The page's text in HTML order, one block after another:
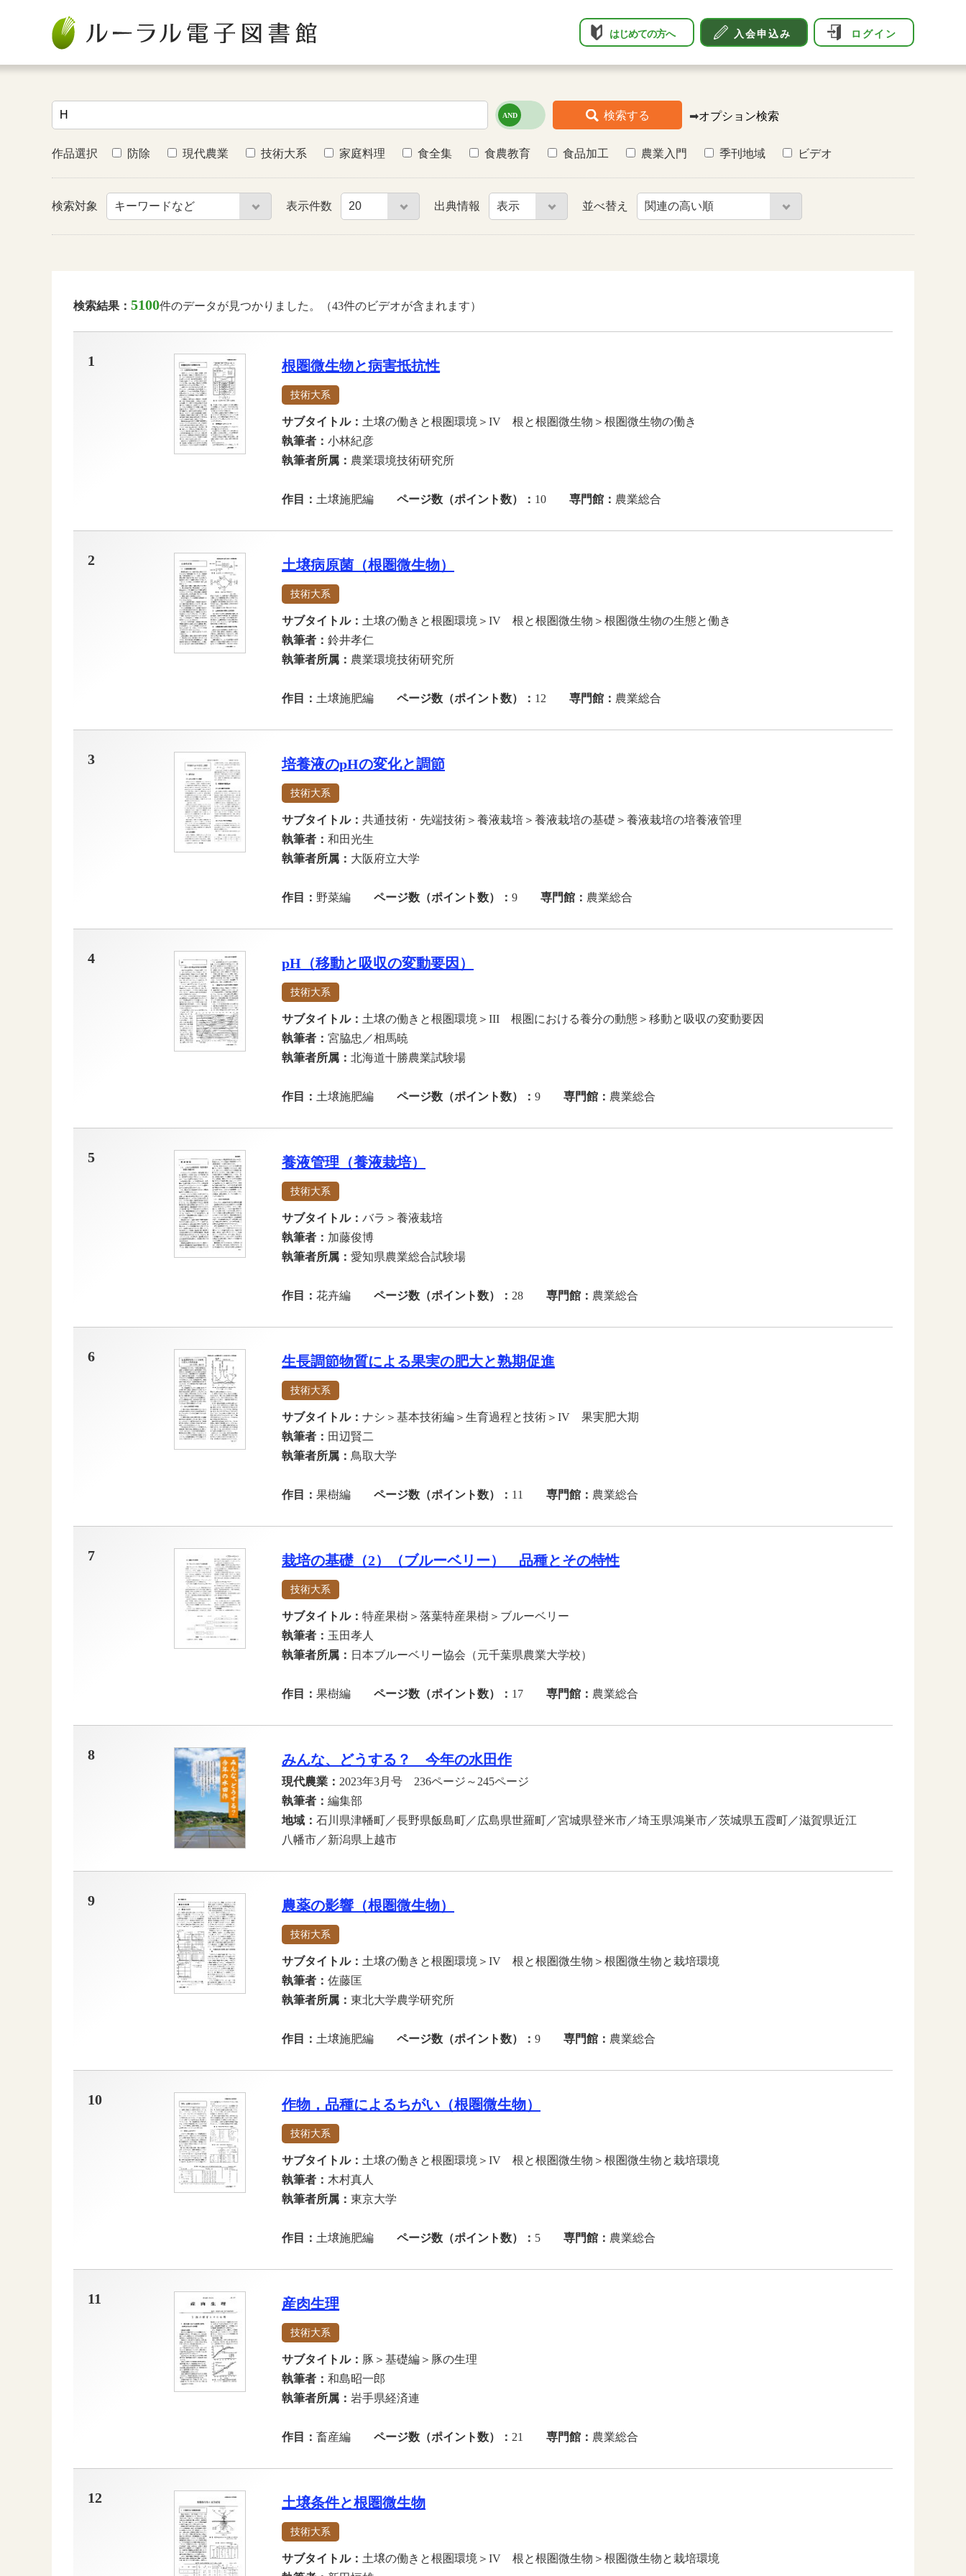
はじめての方へ 入会申込み ログイン
検索する ➡オプション検索
作品選択 防除 現代農業 技術大系 家庭料理 食全集 食農教育 食品加工 農業入門 季刊地域 ビデオ
検索対象 表示件数 出典情報 並べ替え
検索結果： 5100件のデータが見つかりました。（43件のビデオが含まれます）
1 根圏微生物と病害抵抗性
技術大系
サブタイトル： 土壌の働きと根圏環境＞IV 根と根圏微生物＞根圏微生物の働き
執筆者： 小林紀彦
執筆者所属： 農業環境技術研究所
作目： 土壌施肥編 ページ数（ポイント数）： 10 専門館： 農業総合
2 土壌病原菌（根圏微生物）
技術大系
サブタイトル： 土壌の働きと根圏環境＞IV 根と根圏微生物＞根圏微生物の生態と働き
執筆者： 鈴井孝仁
執筆者所属： 農業環境技術研究所
作目： 土壌施肥編 ページ数（ポイント数）： 12 専門館： 農業総合
3 培養液のpHの変化と調節
技術大系
サブタイトル： 共通技術・先端技術＞養液栽培＞養液栽培の基礎＞養液栽培の培養液管理
執筆者： 和田光生
執筆者所属： 大阪府立大学
作目： 野菜編 ページ数（ポイント数）： 9 専門館： 農業総合
4 pH（移動と吸収の変動要因）
技術大系
サブタイトル： 土壌の働きと根圏環境＞III 根圏における養分の動態＞移動と吸収の変動要因
執筆者： 宮脇忠／相馬暁
執筆者所属： 北海道十勝農業試験場
作目： 土壌施肥編 ページ数（ポイント数）： 9 専門館： 農業総合
5 養液管理（養液栽培）
技術大系
サブタイトル： バラ＞養液栽培
執筆者： 加藤俊博
執筆者所属： 愛知県農業総合試験場
作目： 花卉編 ページ数（ポイント数）： 28 専門館： 農業総合
6 生長調節物質による果実の肥大と熟期促進
技術大系
サブタイトル： ナシ＞基本技術編＞生育過程と技術＞IV 果実肥大期
執筆者： 田辺賢二
執筆者所属： 鳥取大学
作目： 果樹編 ページ数（ポイント数）： 11 専門館： 農業総合
7 栽培の基礎（2）（ブルーベリー） 品種とその特性
技術大系
サブタイトル： 特産果樹＞落葉特産果樹＞ブルーベリー
執筆者： 玉田孝人
執筆者所属： 日本ブルーベリー協会（元千葉県農業大学校）
作目： 果樹編 ページ数（ポイント数）： 17 専門館： 農業総合
8 みんな、どうする？ 今年の水田作
現代農業： 2023年3月号 236ページ～245ページ
執筆者： 編集部
地域： 石川県津幡町／長野県飯島町／広島県世羅町／宮城県登米市／埼玉県鴻巣市／茨城県五霞町／滋賀県近江
八幡市／新潟県上越市
9 農薬の影響（根圏微生物）
技術大系
サブタイトル： 土壌の働きと根圏環境＞IV 根と根圏微生物＞根圏微生物と栽培環境
執筆者： 佐藤匡
執筆者所属： 東北大学農学研究所
作目： 土壌施肥編 ページ数（ポイント数）： 9 専門館： 農業総合
10 作物，品種によるちがい（根圏微生物）
技術大系
サブタイトル： 土壌の働きと根圏環境＞IV 根と根圏微生物＞根圏微生物と栽培環境
執筆者： 木村真人
執筆者所属： 東京大学
作目： 土壌施肥編 ページ数（ポイント数）： 5 専門館： 農業総合
11 産肉生理
技術大系
サブタイトル： 豚＞基礎編＞豚の生理
執筆者： 和島昭一郎
執筆者所属： 岩手県経済連
作目： 畜産編 ページ数（ポイント数）： 21 専門館： 農業総合
12 土壌条件と根圏微生物
技術大系
サブタイトル： 土壌の働きと根圏環境＞IV 根と根圏微生物＞根圏微生物と栽培環境